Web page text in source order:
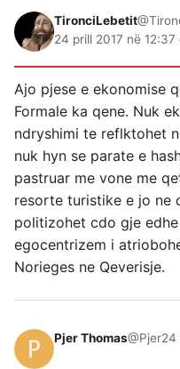
TironciLebetit
24 prill 2017 në 12:37
Ajo pjese e ekonomise
Formale ka qene. Nuk
ndryshimi te reflktohet
nuk hyn se parate e
pastruar me vone me
resorte turistike e jo ne
politizohet cdo gje
egocentrizem i
Norieges ne Qeverisje.
Pjer Thomas@Pjer24